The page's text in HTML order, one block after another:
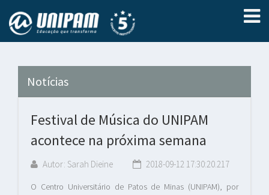
Notícias
Festival de Música do UNIPAM
acontece na próxima semana
Autor: Sarah Dieine 2018-09-12 17:30:20.217
O Centro Universitário de Patos de Minas (UNIPAM), por